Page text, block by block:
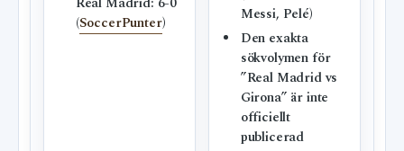
(SoccerPunter)
Messi, Pelé)
Den exakta
sökvolymen för
”Real Madrid vs
Girona” är inte
officiellt
publicerad